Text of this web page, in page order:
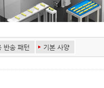
반송 패턴 기본 사양